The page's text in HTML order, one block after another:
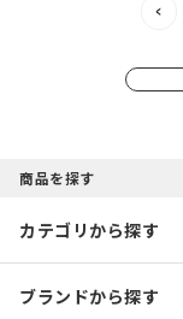
商品を探す
カテゴリから探す
ブランドから探す